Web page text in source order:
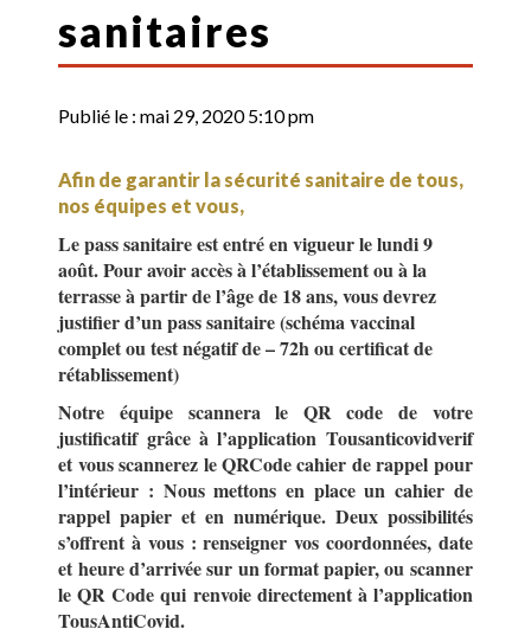
sanitaires
Publié le :mai 29, 2020 5:10 pm
Afin de garantir la sécurité sanitaire de tous,
nos équipes et vous,
Le pass sanitaire est entré en vigueur le lundi 9
août. Pour avoir accès à l’établissement ou à la
terrasse à partir de l’âge de 18 ans, vous devrez
justifier d’un pass sanitaire (schéma vaccinal
complet ou test négatif de – 72h ou certificat de
rétablissement)
Notre équipe scannera le QR code de votre
justificatif grâce à l’application Tousanticovidverif
et vous scannerez le QRCode cahier de rappel pour
l’intérieur : Nous mettons en place un cahier de
rappel papier et en numérique. Deux possibilités
s’offrent à vous : renseigner vos coordonnées, date
et heure d’arrivée sur un format papier, ou scanner
le QR Code qui renvoie directement à l’application
TousAntiCovid.